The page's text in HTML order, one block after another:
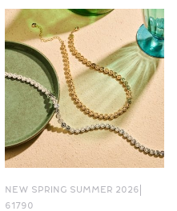
NEW SPRING SUMMER 2026
61790